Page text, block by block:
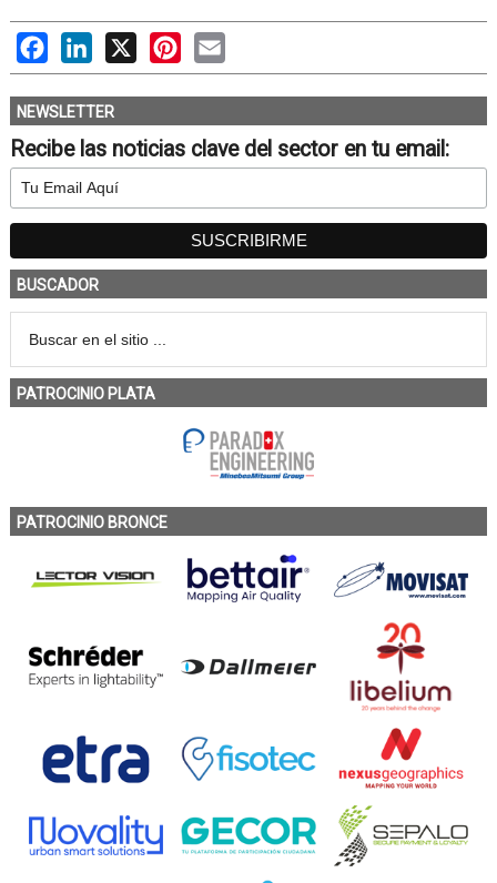
FacebookLinkedIn
X PinterestEmail
NEWSLETTER
Recibe las noticias clave del sector en tu email:
BUSCADOR
PATROCINIO PLATA
PATROCINIO BRONCE